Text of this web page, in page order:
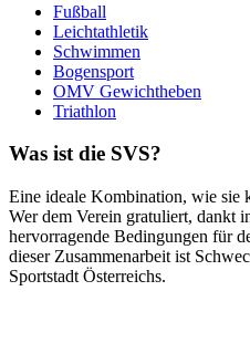
Fußball
Leichtathletik
Schwimmen
Bogensport
OMV Gewichtheben
Triathlon
Was ist die SVS?
Eine ideale Kombination, wie sie
Wer dem Verein gratuliert, dankt
hervorragende Bedingungen für
dieser Zusammenarbeit ist
Sportstadt Österreichs.